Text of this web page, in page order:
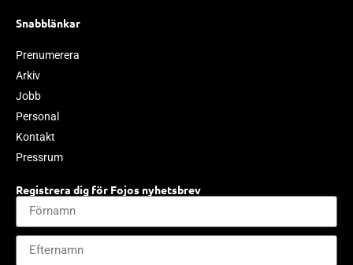
Snabblänkar
Prenumerera
Arkiv
Jobb
Personal
Kontakt
Pressrum
Registrera dig för Fojos nyhetsbrev